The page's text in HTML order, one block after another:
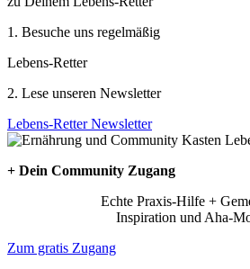
1. Besuche uns regelmäßig
Lebens-Retter
2. Lese unseren Newsletter
Lebens-Retter Newsletter
+ Dein Community Zugang
Echte Praxis-Hilfe +
Inspiration und Aha-
Zum gratis Zugang